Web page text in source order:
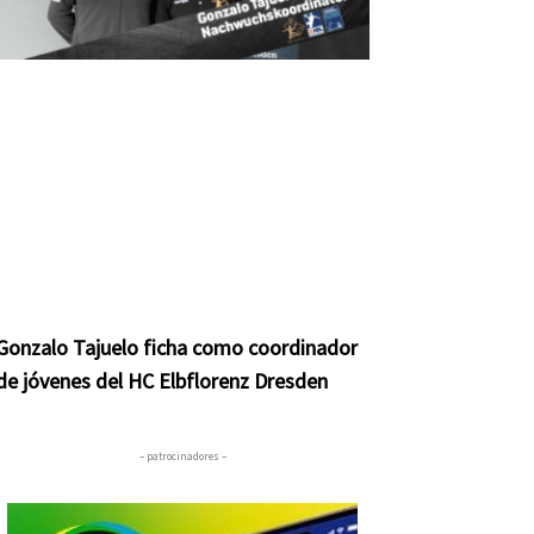
Tajuelo ficha como coordinador
jóvenes del HC Elbflorenz Dresden
– patrocinadores –